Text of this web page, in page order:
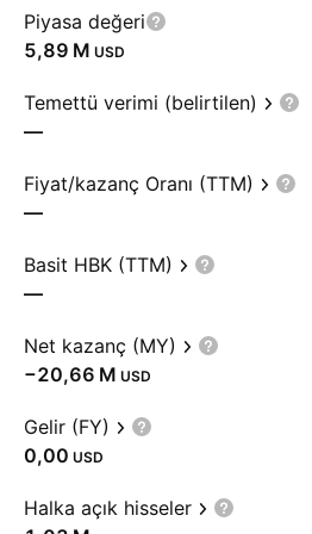
Piyasa değeri
‪5,89 M‬ USD
Temettü verimi (belirtilen)
—
Fiyat/kazanç Oranı (TTM)
—
Basit HBK (TTM)
—
Net kazanç (MY)
‪−20,66 M‬ USD
Gelir (FY)
0,00 USD
Halka açık hisseler